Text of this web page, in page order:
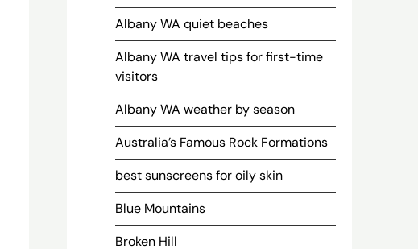
Albany WA quiet beaches
Albany WA travel tips for first-time
visitors
Albany WA weather by season
Australia’s Famous Rock Formations
best sunscreens for oily skin
Blue Mountains
Broken Hill